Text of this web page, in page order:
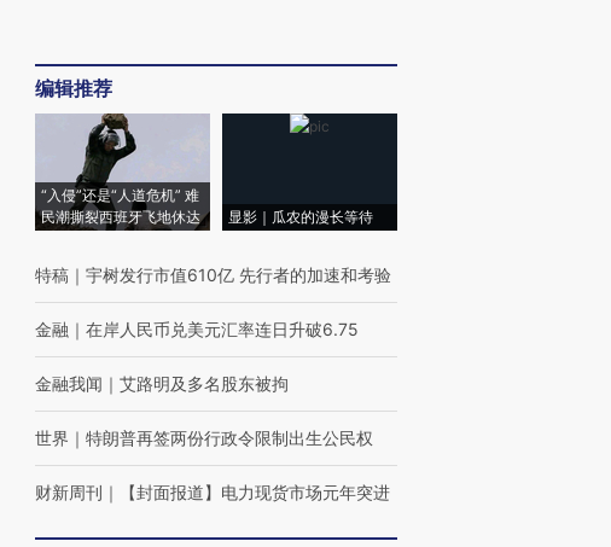
编辑推荐
“入侵”还是“人道危机” 难
民潮撕裂西班牙飞地休达
显影｜瓜农的漫长等待
特稿 ｜ 宇树发行市值610亿 先行者的加速和考验
金融 ｜ 在岸人民币兑美元汇率连日升破6.75
金融我闻 ｜ 艾路明及多名股东被拘
世界 ｜ 特朗普再签两份行政令限制出生公民权
财新周刊 ｜ 【封面报道】电力现货市场元年突进